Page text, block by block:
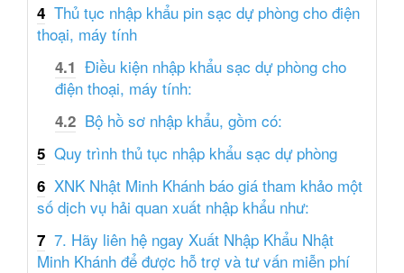
4 Thủ tục nhập khẩu pin sạc dự phòng cho điện
thoại, máy tính
4.1 Điều kiện nhập khẩu sạc dự phòng cho
điện thoại, máy tính:
4.2 Bộ hồ sơ nhập khẩu, gồm có:
5 Quy trình thủ tục nhập khẩu sạc dự phòng
6 XNK Nhật Minh Khánh báo giá tham khảo một
số dịch vụ hải quan xuất nhập khẩu như:
7 7. Hãy liên hệ ngay Xuất Nhập Khẩu Nhật
Minh Khánh để được hỗ trợ và tư vấn miễn phí